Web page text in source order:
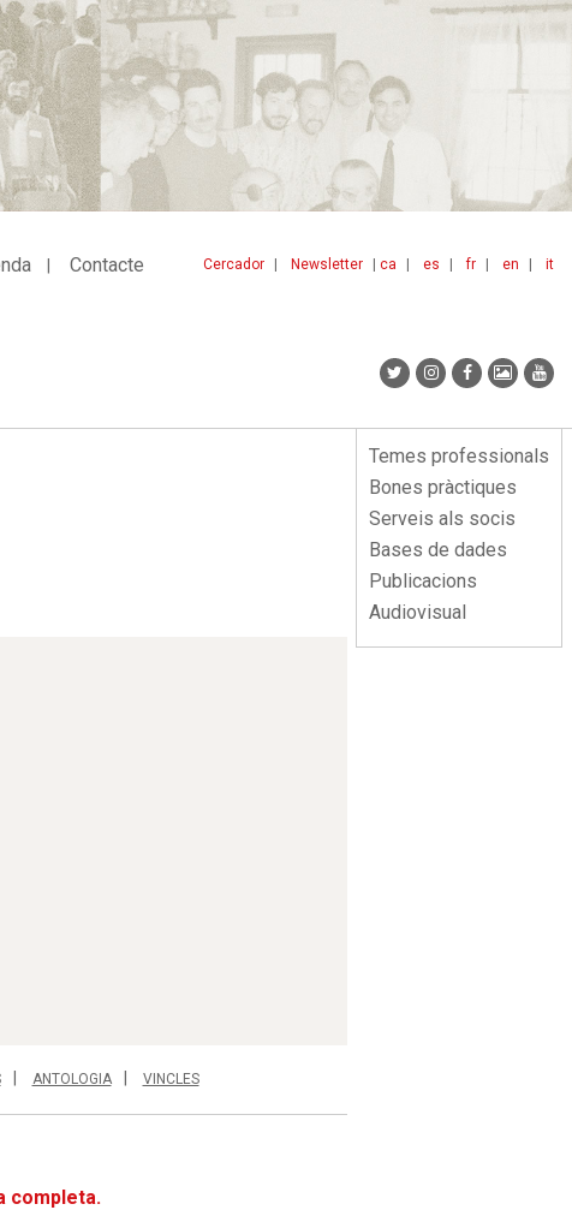
ca es fr en it
Cercador Newsletter
Contacte
Menu
lateral
Temes professionals
Bones pràctiques
Serveis als socis
Bases de dades
Publicacions
Audiovisual
ANTOLOGIA VINCLES
completa.